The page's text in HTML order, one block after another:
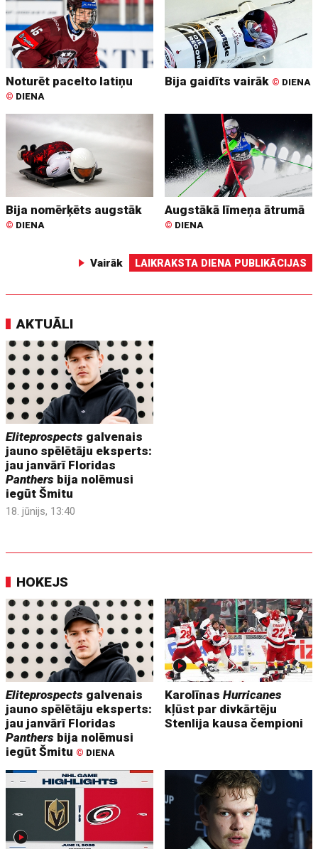
Noturēt pacelto latiņu
© DIENA
Bija gaidīts vairāk © DIENA
Bija nomērķēts augstāk
© DIENA
Augstākā līmeņa ātrumā
© DIENA
Vairāk LAIKRAKSTA DIENA PUBLIKĀCIJAS
AKTUĀLI
Eliteprospects galvenais
jauno spēlētāju eksperts:
jau janvārī Floridas
Panthers bija nolēmusi
iegūt Šmitu
18. jūnijs, 13:40
HOKEJS
Eliteprospects galvenais
jauno spēlētāju eksperts:
jau janvārī Floridas
Panthers bija nolēmusi
iegūt Šmitu © DIENA
KarolīnasHurricanes
kļūst par divkārtēju
Stenlija kausa čempioni